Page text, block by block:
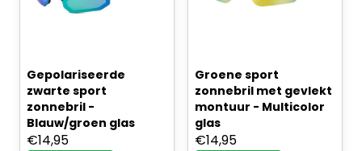
Gepolariseerde
zwarte sport
zonnebril -
Blauw/groen glas
€14,95
Groene sport
zonnebril met gevlekt
montuur - Multicolor
glas
€14,95